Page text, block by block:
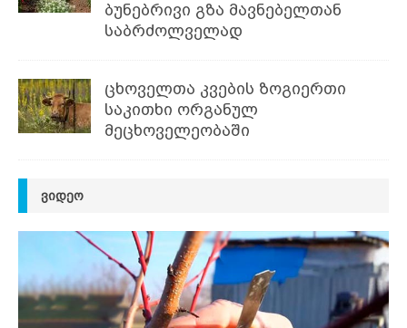
ბუნებრივი გზა მავნებელთან
საბრძოლველად
ცხოველთა კვების ზოგიერთი
საკითხი ორგანულ
მეცხოველეობაში
ᲕᲘᲓᲔᲝ